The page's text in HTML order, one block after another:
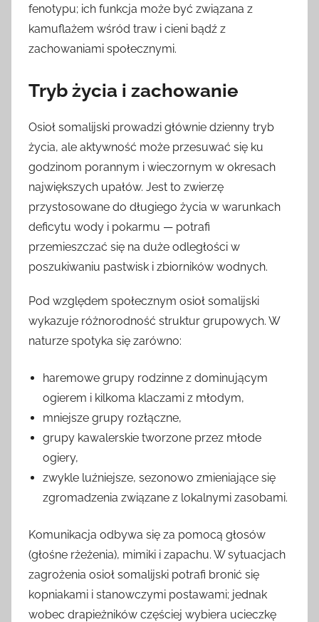
fenotypu; ich funkcja może być związana z
kamuflażem wśród traw i cieni bądź z
zachowaniami społecznymi.
Tryb życia i zachowanie
Osioł somalijski prowadzi głównie dzienny tryb
życia, ale aktywność może przesuwać się ku
godzinom porannym i wieczornym w okresach
największych upałów. Jest to zwierzę
przystosowane do długiego życia w warunkach
deficytu wody i pokarmu — potrafi
przemieszczać się na duże odległości w
poszukiwaniu pastwisk i zbiorników wodnych.
Pod względem społecznym osioł somalijski
wykazuje różnorodność struktur grupowych. W
naturze spotyka się zarówno:
haremowe grupy rodzinne z dominującym
ogierem i kilkoma klaczami z młodym,
mniejsze grupy rozłączne,
grupy kawalerskie tworzone przez młode
ogiery,
zwykle luźniejsze, sezonowo zmieniające się
zgromadzenia związane z lokalnymi zasobami.
Komunikacja odbywa się za pomocą głosów
(głośne rżeżenia), mimiki i zapachu. W sytuacjach
zagrożenia osioł somalijski potrafi bronić się
kopniakami i stanowczymi postawami; jednak
wobec drapieżników częściej wybiera ucieczkę